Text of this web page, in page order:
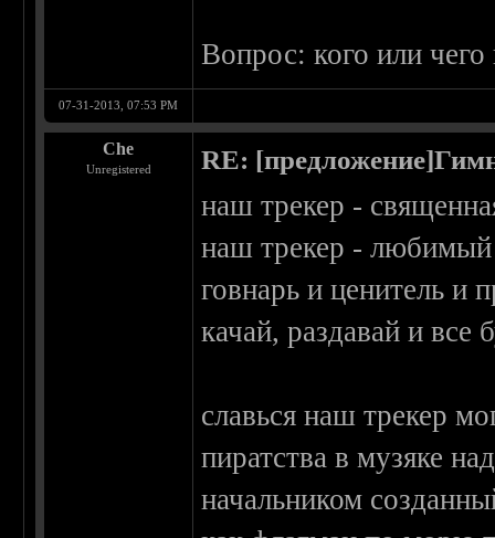
Вопрос: кого или чего
07-31-2013, 07:53 PM
Che
Unregistered RE:
наш трекер -
наш трекер -
говнарь и ценитель и
качай, раздавай и все
славься наш трекер
пиратства в музяке
начальником